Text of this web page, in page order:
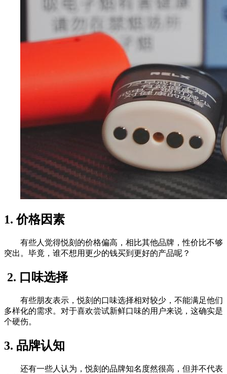
1. 价格因素
有些人觉得悦刻的价格偏高，相比其他品牌，性价比不够
突出。毕竟，谁不想用更少的钱买到更好的产品呢？
2. 口味选择
有些朋友表示，悦刻的口味选择相对较少，不能满足他们
多样化的需求。对于喜欢尝试新鲜口味的用户来说，这确实是
个硬伤。
3. 品牌认知
还有一些人认为，悦刻的品牌知名度然很高，但并不代表